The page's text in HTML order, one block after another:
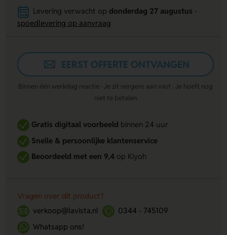
Levering verwacht op donderdag 27 augustus
spoedlevering op aanvraag
EERST OFFERTE ONTVANGEN
Binnen één werkdag reactie · Je zit nergens aan vast · Je hoeft nog
niet te betalen
Gratis digitaal voorbeeldbinnen 24 uur
Snelle & persoonlijke klantenservice
Beoordeeld met een 9,4op Kiyoh
Vragen over dit product?
verkoop@lavista.nl
0344 - 745109
Whatsapp ons!